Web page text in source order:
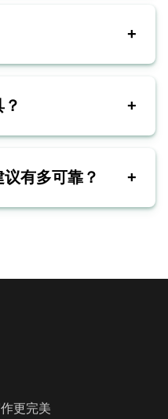
+
+
有多可靠？ +
更完美